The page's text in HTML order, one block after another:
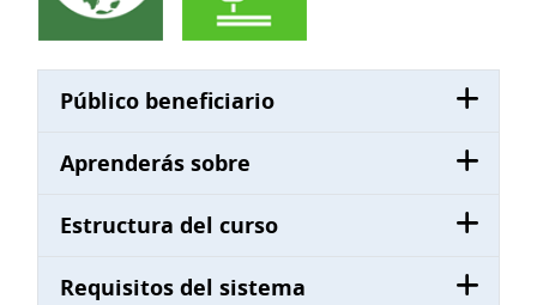
Público beneficiario
Aprenderás sobre
Estructura del curso
Requisitos del sistema